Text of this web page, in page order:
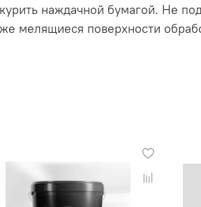
наждачной бумагой. Не
мелящиеся поверхности